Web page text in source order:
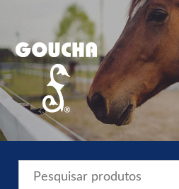
content